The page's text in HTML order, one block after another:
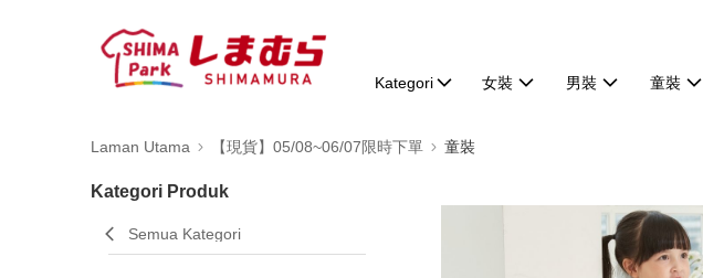
Kategori 女裝 男裝 童裝
Laman Utama 【現貨】05/08~06/07限時下單 童裝
Kategori Produk
Semua Kategori